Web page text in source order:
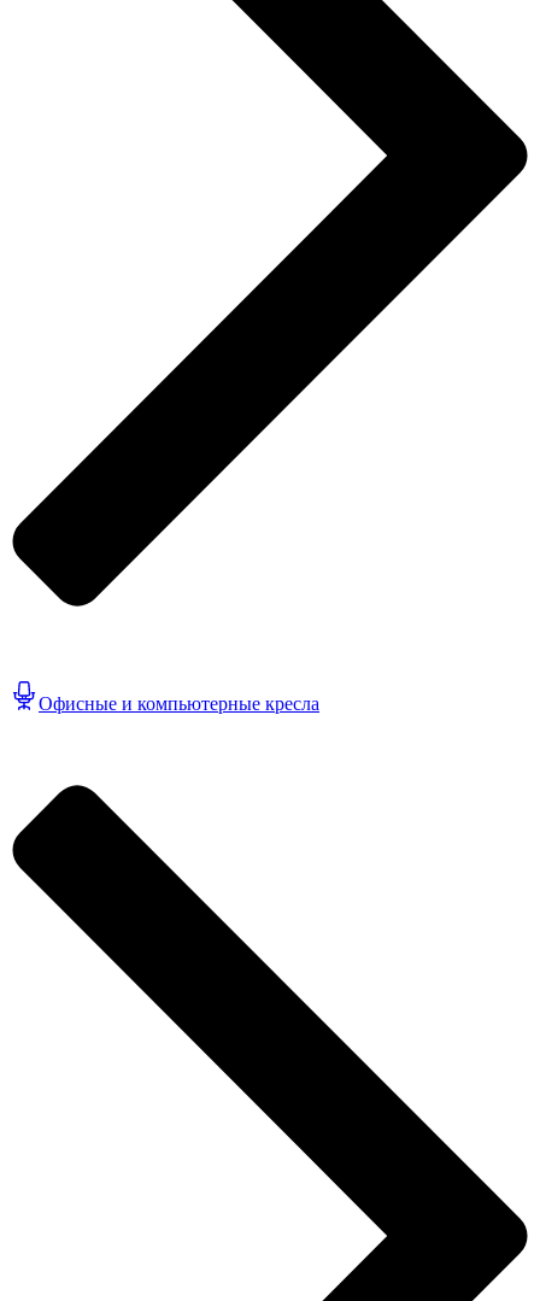
Офисные и компьютерные кресла